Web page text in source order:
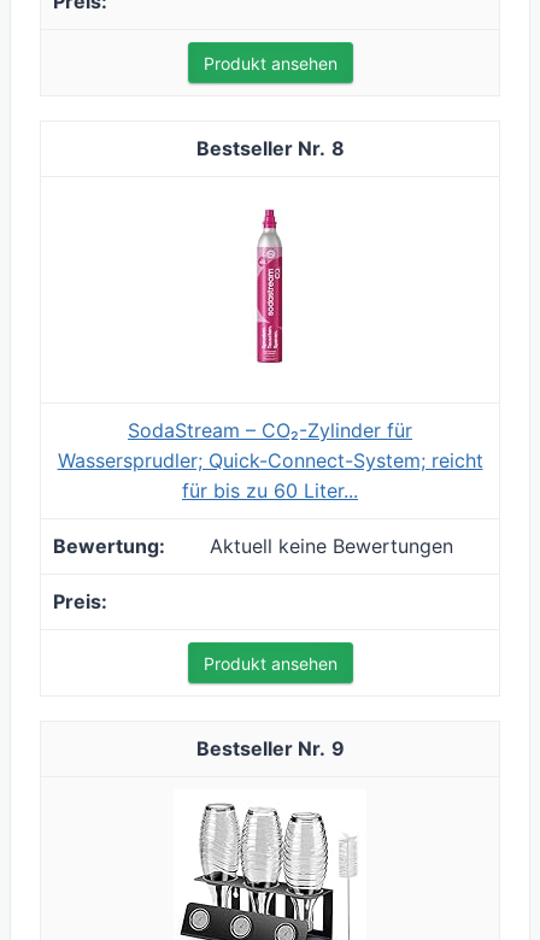
Produkt ansehen
8
SodaStream – CO₂-Zylinder für
Wassersprudler; Quick-Connect-System; reicht
für bis zu 60 Liter...
Aktuell keine Bewertungen
Produkt ansehen
9